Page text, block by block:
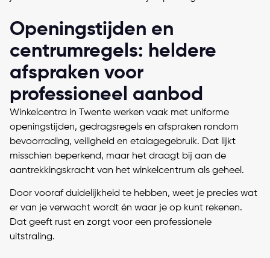
Openingstijden en
centrumregels: heldere
afspraken voor
professioneel aanbod
Winkelcentra in Twente werken vaak met uniforme
openingstijden, gedragsregels en afspraken rondom
bevoorrading, veiligheid en etalagegebruik. Dat lijkt
misschien beperkend, maar het draagt bij aan de
aantrekkingskracht van het winkelcentrum als geheel.
Door vooraf duidelijkheid te hebben, weet je precies wat
er van je verwacht wordt én waar je op kunt rekenen.
Dat geeft rust en zorgt voor een professionele
uitstraling.